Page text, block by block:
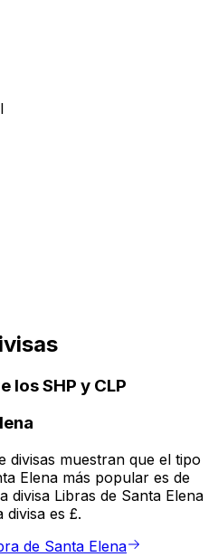
los SHP y CLP
divisas muestran que el tipo
Elena más popular es de
divisa Libras de Santa Elena
divisa es £.
de Santa Elena